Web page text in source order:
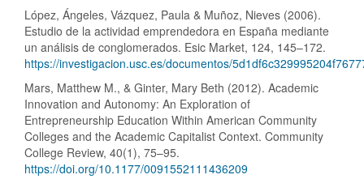
López, Ángeles, Vázquez, Paula & Muñoz, Nieves (2006).
Estudio de la actividad emprendedora en España mediante
un análisis de conglomerados. Esic Market, 124, 145–172.
https://investigacion.usc.es/documentos/
Mars, Matthew M., & Ginter, Mary Beth (2012). Academic
Innovation and Autonomy: An Exploration of
Entrepreneurship Education Within American Community
Colleges and the Academic Capitalist Context. Community
College Review, 40(1), 75–95.
https://doi.org/10.1177/0091552111436209